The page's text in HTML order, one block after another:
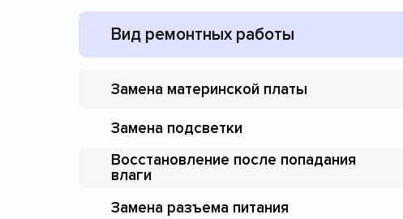
Вид ремонтных работы
Замена материнской платы
Замена подсветки
Восстановление после попадания
влаги
Замена разъема питания